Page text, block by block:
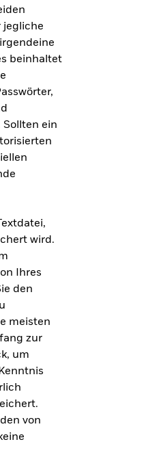
jegliche
beinhaltet
ein
wird.
Ihres
den
meisten
zur
um
von